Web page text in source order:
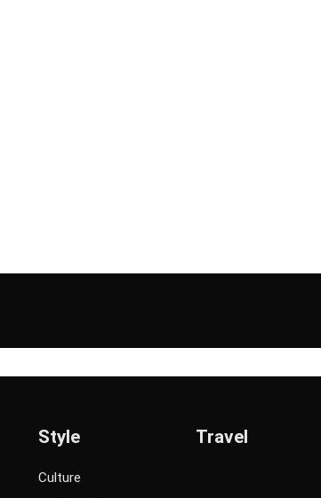
Style
Culture
Travel